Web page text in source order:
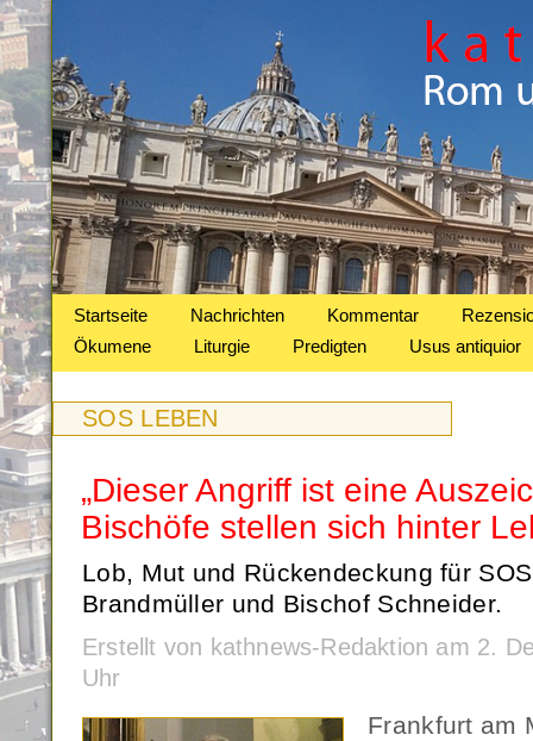
Startseite Nachrichten Kommentar
Ökumene
Liturgie Predigten Usus antiquior
SOS LEBEN
„Dieser Angriff ist eine
Bischöfe stellen sich hinter
Lob, Mut und Rückendeckung für
Brandmüller und Bischof Schneider.
Erstellt von kathnews-Redaktion am 2.
Uhr
Frankfurt am